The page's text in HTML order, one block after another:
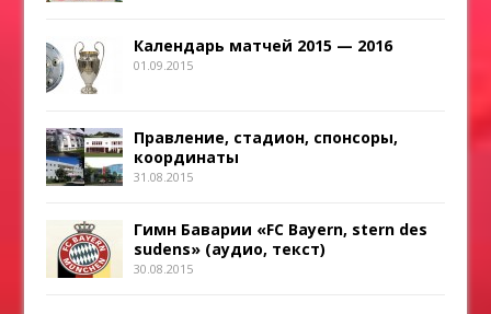
Календарь матчей 2015 — 2016
01.09.2015
Правление, стадион, спонсоры,
координаты
31.08.2015
Гимн Баварии «FC Bayern, stern des
sudens» (аудио, текст)
30.08.2015